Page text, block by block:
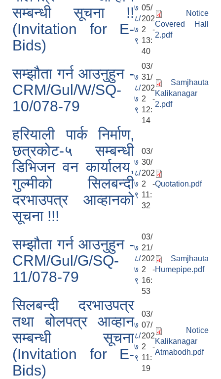
सम्बन्धी सूचना !!
(Invitation for E-
Bids)
७
८/
७
९
05/
202
2 -
13:
40
Notice
Covered Hall
2.pdf
सम्झौता गर्न आउनुहुन -
CRM/Gul/W/SQ-
10/078-79
७
८/
७
९
03/
31/
202
2 -
12:
14
Samjhauta
Kalikanagar
2.pdf
हरियाली पार्क निर्माण,
छत्रकोट-५ सम्बन्धी
डिभिजन वन कार्यालय,
गुल्मीको सिलबन्दी
दरभाउपत्र आव्हानको
सूचना !!!
७
८/
७
९
03/
30/
202
2 -
11:
32
Quotation.pdf
सम्झौता गर्न आउनुहुन -
CRM/Gul/G/SQ-
11/078-79
७
८/
७
९
03/
21/
202
2 -
16:
53
Samjhauta
Humepipe.pdf
सिलबन्दी दरभाउपत्र
तथा बोलपत्र आव्हान
सम्बन्धी सूचना
(Invitation for E-
Bids)
७
८/
७
९
03/
07/
202
2 -
11:
19
Notice
Kalikanagar
Atmabodh.pdf